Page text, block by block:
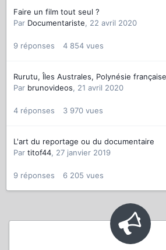
Faire un film tout seul ?
Par Documentariste, 22 avril 2020
9 réponses 4 854 vues
Rurutu, Îles Australes, Polynésie française
Par brunovideos, 21 avril 2020
4 réponses 3 970 vues
L'art du reportage ou du documentaire
Par titof44, 27 janvier 2019
9 réponses 6 205 vues